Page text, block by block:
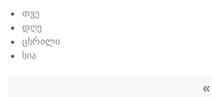
თვე
დღე
ცხრილი
სია
«